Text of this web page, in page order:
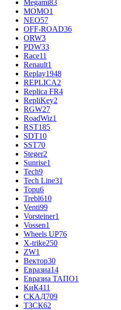
Megami83
MOMO1
NEO57
OFF-ROAD36
ORW3
PDW33
Race11
Renault1
Replay1948
REPLICA2
Replica FR4
RepliKey2
RGW27
RoadWiz1
RST185
SDT10
SST70
Steger2
Sunrise1
Tech9
Tech Line31
Topu6
Trebl610
Venti99
Vorsteiner1
Vossen1
Wheels UP76
X-trike250
ZW1
Вектор30
Евразиа14
Евразиа ТАПО1
КиК411
СКАД709
ТЗСК62